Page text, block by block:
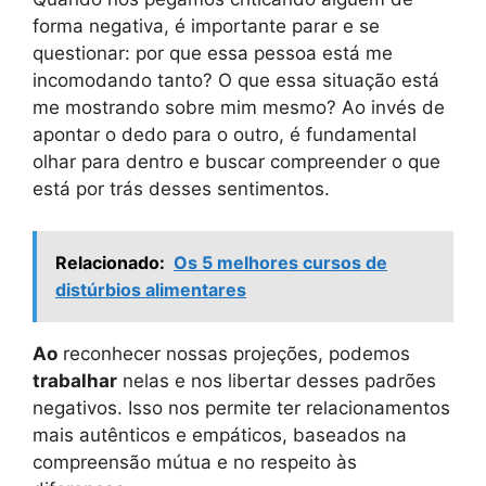
forma negativa, é importante parar e se
questionar: por que essa pessoa está me
incomodando tanto? O que essa situação está
me mostrando sobre mim mesmo? Ao invés de
apontar o dedo para o outro, é fundamental
olhar para dentro e buscar compreender o que
está por trás desses sentimentos.
Relacionado: Os 5 melhores cursos de
distúrbios alimentares
Ao reconhecer nossas projeções, podemos
trabalhar nelas e nos libertar desses padrões
negativos. Isso nos permite ter relacionamentos
mais autênticos e empáticos, baseados na
compreensão mútua e no respeito às